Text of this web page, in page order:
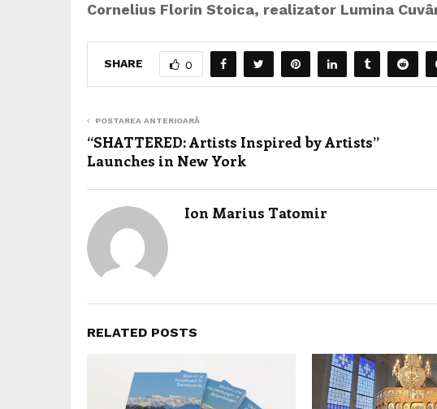
Cornelius Florin Stoica, realizator Lumina
SHARE 0
POSTAREA ANTERIOARĂ
“SHATTERED: Artists Inspired by Artists”
Launches in New York
Ion Marius Tatomir
RELATED POSTS